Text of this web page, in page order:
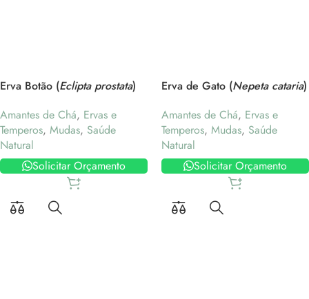
Erva Botão (Eclipta prostata)
Amantes de Chá, Ervas e
Temperos, Mudas, Saúde
Natural
Solicitar Orçamento
Erva de Gato (Nepeta cataria)
Amantes de Chá, Ervas e
Temperos, Mudas, Saúde
Natural
Solicitar Orçamento